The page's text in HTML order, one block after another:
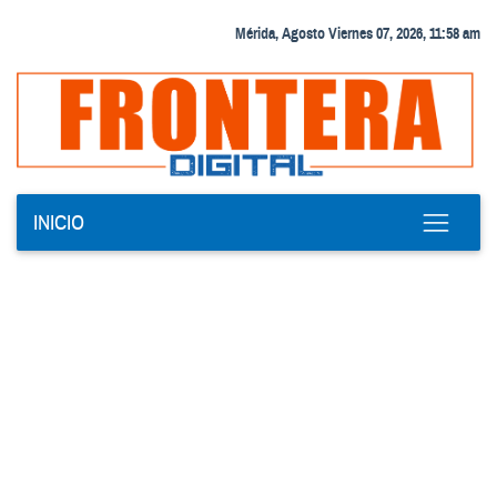
Mérida, Agosto Viernes 07, 2026, 11:58 am
INICIO